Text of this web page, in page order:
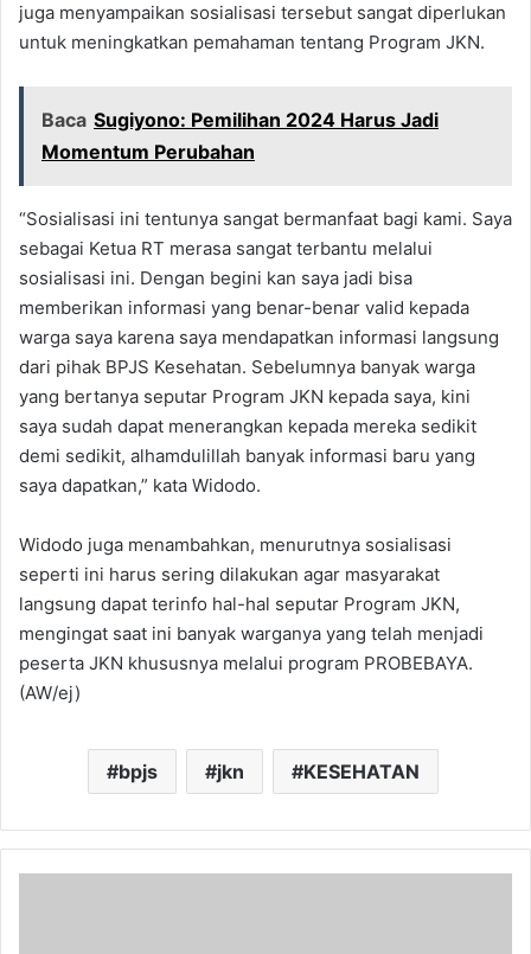
juga menyampaikan sosialisasi tersebut sangat diperlukan
untuk meningkatkan pemahaman tentang Program JKN.
Baca Sugiyono: Pemilihan 2024 Harus Jadi
Momentum Perubahan
“Sosialisasi ini tentunya sangat bermanfaat bagi kami. Saya
sebagai Ketua RT merasa sangat terbantu melalui
sosialisasi ini. Dengan begini kan saya jadi bisa
memberikan informasi yang benar-benar valid kepada
warga saya karena saya mendapatkan informasi langsung
dari pihak BPJS Kesehatan. Sebelumnya banyak warga
yang bertanya seputar Program JKN kepada saya, kini
saya sudah dapat menerangkan kepada mereka sedikit
demi sedikit, alhamdulillah banyak informasi baru yang
saya dapatkan,” kata Widodo.
Widodo juga menambahkan, menurutnya sosialisasi
seperti ini harus sering dilakukan agar masyarakat
langsung dapat terinfo hal-hal seputar Program JKN,
mengingat saat ini banyak warganya yang telah menjadi
peserta JKN khususnya melalui program PROBEBAYA.
(AW/ej)
bpjs jkn KESEHATAN